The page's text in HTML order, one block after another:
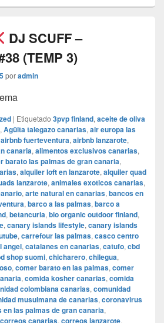
DJ SCUFF –
(TEMP 3)
poradmin
| Etiquetado 3pvp finland, aceite de oliva
, Agüita talegazo canarias, air europa las
airbnb fuerteventura, airbnb lanzarote,
canaria, alimentos exclusivos canarias,
barato las palmas de gran canaria,
, alquiler loft en lanzarote, alquiler quad
lanzarote, animales exoticos canarias,
, arte natural en canarias, bancos en
, barco a las palmas, barco a
, betancuria, bio organic outdoor finland,
, canary islands lifestyle, canary islands
, carrefour las palmas, casco centro
angel, catalanes en canarias, catufo, cbd
shop suomi, chicharero, chilegua,
, comer barato en las palmas, comer
, comida kosher canarias, comida
colombiana canarias, comunidad
musulmana de canarias, coronavirus
las palmas de gran canaria,
correos canarias, correos lanzarote,